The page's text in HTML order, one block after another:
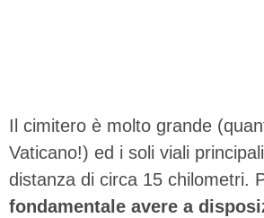
Il cimitero è molto grande
Vaticano!) ed i soli viali
distanza di circa 15 chilometri.
fondamentale avere a